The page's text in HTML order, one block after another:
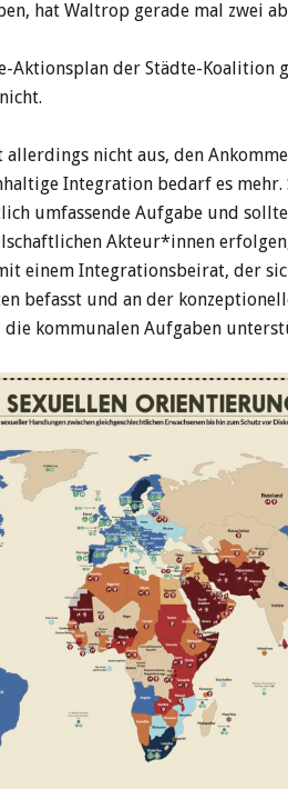
hat Waltrop gerade mal zwei
der Städte-Koalition
nicht aus, den
Integration bedarf es
umfassende Aufgabe und
Akteur*innen
einem Integrationsbeirat, der
befasst und an der
kommunalen Aufgaben